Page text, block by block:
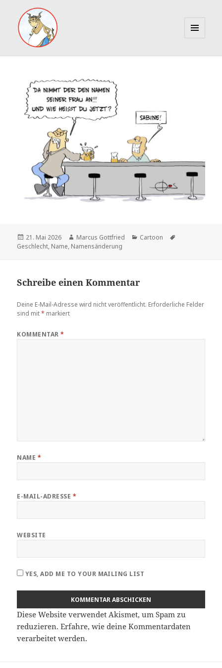
WIDGETS
Veröffentlicht
am
21. Mai 2026 Autor
Marcus Gottfried Kategorien
Cartoon
Geschlecht, Name, Namensänderung
Schreibe einen Kommentar
Deine E-Mail-Adresse wird nicht veröffentlicht. Erforderliche Felder
sind mit* markiert
KOMMENTAR*
NAME *
E-MAIL-ADRESSE *
WEBSITE
YES, ADD ME TO YOUR MAILING LIST
Diese Website verwendet Akismet, um Spam zu
reduzieren.Erfahre, wie deine Kommentardaten
verarbeitet werden.